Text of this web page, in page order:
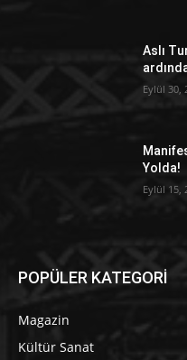
Aslı
Eylül 30,
Yolda!
Eylül 15,
POPÜLER KATEGORİ
Magazin
Kültür Sanat